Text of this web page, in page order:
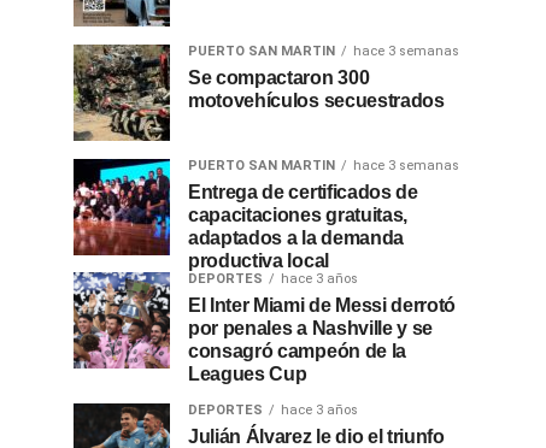
PUERTO SAN MARTIN hace 3 semanas
Se compactaron 300
motovehículos secuestrados
PUERTO SAN MARTIN hace 3 semanas
Entrega de certificados de
capacitaciones gratuitas,
adaptados a la demanda
productiva local
DEPORTES hace 3 años
El Inter Miami de Messi derrotó
por penales a Nashville y se
consagró campeón de la
Leagues Cup
DEPORTES hace 3 años
Julián Álvarez le dio el triunfo